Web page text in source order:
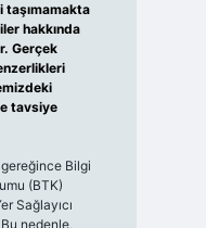
taşımamakta
hakkında
Gerçek
tavsiye
gereğince Bilgi
(BTK)
Sağlayıcı
nedenle,